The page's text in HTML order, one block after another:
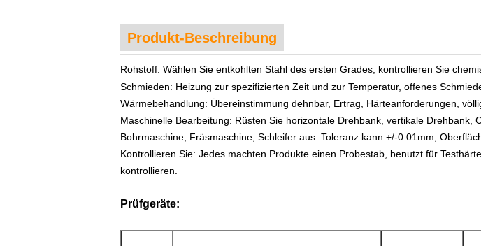
Produkt-Beschreibung
Rohstoff: Wählen Sie entkohlten Stahl des ersten Grades, kontrollieren Sie
Schmieden: Heizung zur spezifizierten Zeit und zur Temperatur, offenes
Wärmebehandlung: Übereinstimmung dehnbar, Ertrag, Härteanforderungen,
Maschinelle Bearbeitung: Rüsten Sie horizontale Drehbank, vertikale Drehbank,
Bohrmaschine, Fräsmaschine, Schleifer aus. Toleranz kann +/-0.01mm,
Kontrollieren Sie: Jedes machten Produkte einen Probestab, benutzt für
kontrollieren.
Prüfgeräte: